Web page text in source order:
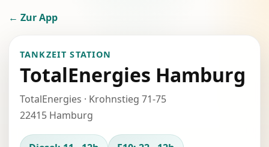
← Zur App
TANKZEIT STATION
TotalEnergies Hamburg
TotalEnergies · Krohnstieg 71-75
22415 Hamburg